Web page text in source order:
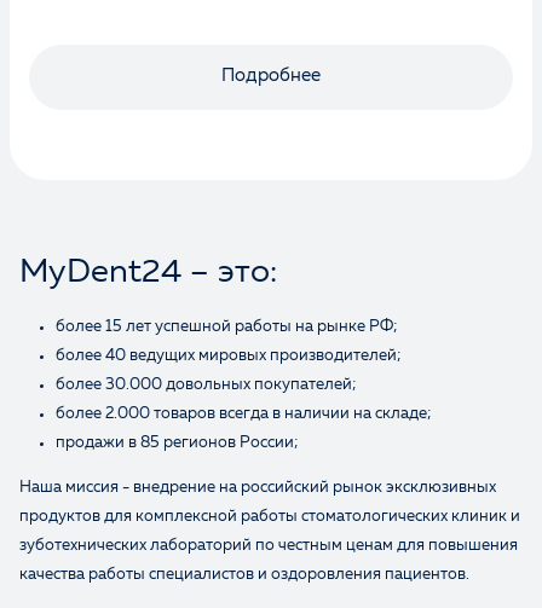
Подробнее
MyDent24 – это:
более 15 лет успешной работы на рынке РФ;
более 40 ведущих мировых производителей;
более 30.000 довольных покупателей;
более 2.000 товаров всегда в наличии на складе;
продажи в 85 регионов России;
Наша миссия - внедрение на российский рынок эксклюзивных
продуктов для комплексной работы стоматологических клиник и
зуботехнических лабораторий по честным ценам для повышения
качества работы специалистов и оздоровления пациентов.
Оценка